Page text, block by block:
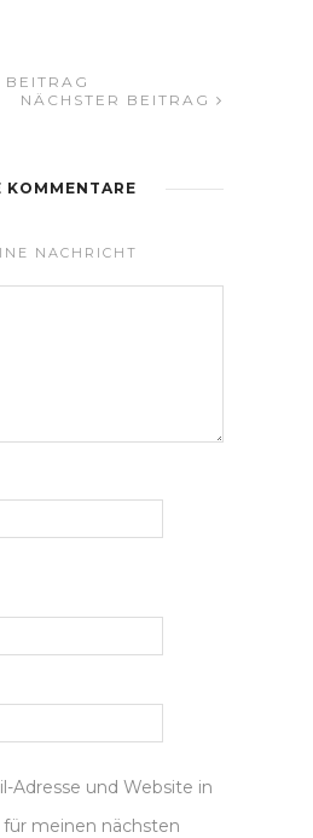
NÄCHSTER BEITRAG
KOMMENTARE
NACHRICHT
Adresse und Website in
meinen nächsten